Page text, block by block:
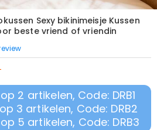
Sexy bikinimeisje Kussen
beste vriend of vriendin
2 artikelen, Code: DRB1
3 artikelen, Code: DRB2
5 artikelen, Code: DRB3